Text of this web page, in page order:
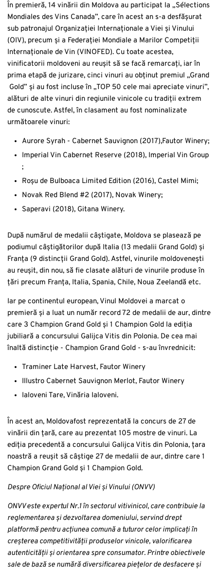
În premieră, 14 vinării din Moldova au participat la „Sélections
Mondiales des Vins Canada”, care în acest an s-a desfășurat
sub patronajul Organizației Internaționale a Viei și Vinului
(OIV), precum și a Federației Mondiale a Marilor Competiții
Internaționale de Vin (VINOFED). Cu toate acestea,
vinificatorii moldoveni au reușit să se facă remarcați, iar în
prima etapă de jurizare, cinci vinuri au obținut premiul „Grand
Gold” și au fost incluse în „TOP 50 cele mai apreciate vinuri”,
alături de alte vinuri din regiunile vinicole cu tradiții extrem
de cunoscute. Astfel, în clasament au fost nominalizate
următoarele vinuri:
Aurore Syrah - Cabernet Sauvignon (2017),Fautor Winery;
Imperial Vin Cabernet Reserve (2018), Imperial Vin Group
;
Roșu de Bulboaca Limited Edition (2016), Castel Mimi;
Novak Red Blend #2 (2017), Novak Winery;
Saperavi (2018), Gitana Winery.
După numărul de medalii câștigate, Moldova se plasează pe
podiumul câștigătorilor după Italia (13 medalii Grand Gold) și
Franța (9 distincții Grand Gold). Astfel, vinurile moldovenești
au reușit, din nou, să fie clasate alături de vinurile produse în
țări precum Franța, Italia, Spania, Chile, Noua Zeelandă etc.
Iar pe continentul european, Vinul Moldovei a marcat o
premieră și a luat un număr record 72 de medalii de aur, dintre
care 3 Champion Grand Gold și 1 Champion Gold la ediția
jubiliară a concursului Galijca Vitis din Polonia. De cea mai
înaltă distincție - Champion Grand Gold - s-au învrednicit:
Traminer Late Harvest, Fautor Winery
Illustro Cabernet Sauvignon Merlot, Fautor Winery
Ialoveni Tare, Vinăria Ialoveni.
În acest an, Moldovafost reprezentată la concurs de 27 de
vinării din țară, care au prezentat 105 mostre de vinuri. La
ediția precedentă a concursului Galijca Vitis din Polonia, țara
noastră a reușit să câștige 27 de medalii de aur, dintre care 1
Champion Grand Gold și 1 Champion Gold.
Despre Oficiul Național al Viei și Vinului (ONVV)
ONVV este expertul Nr.1 în sectorul vitivinicol, care contribuie la
reglementarea și dezvoltarea domeniului, servind drept
platformă pentru acțiunea comună a tuturor celor implicați în
creșterea competitivității produselor vinicole, valorificarea
autenticității și orientarea spre consumator. Printre obiectivele
sale de bază se numără diversificarea piețelor de desfacere și